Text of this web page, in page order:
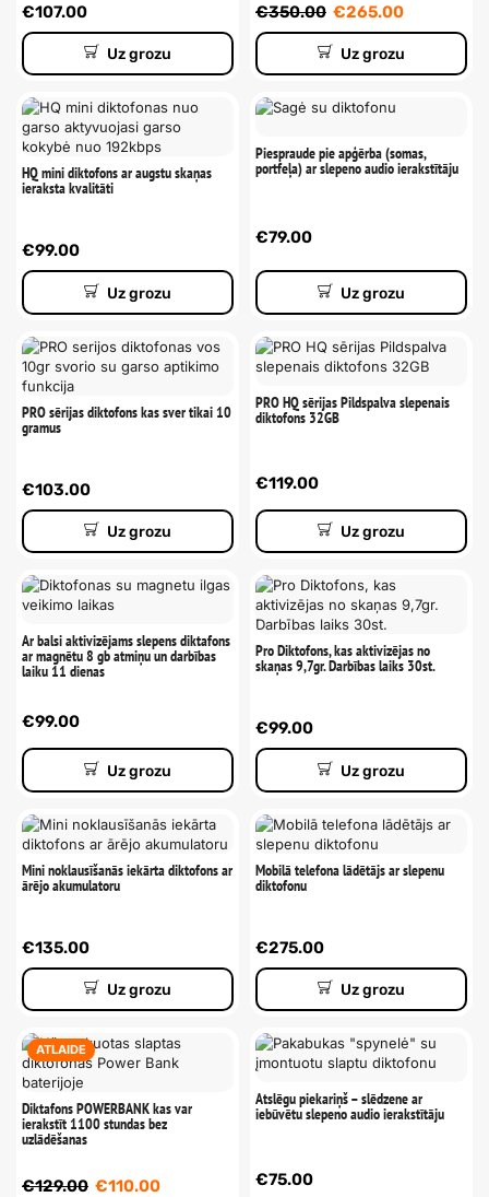
€107.00
Uz grozu
€350.00 €265.00
Uz grozu
HQ mini diktofons ar augstu skaņas
ieraksta kvalitāti
€99.00
Uz grozu
Piespraude pie apģērba (somas,
portfeļa) ar slepeno audio ierakstītāju
€79.00
Uz grozu
PRO sērijas diktofons kas sver tikai 10
gramus
€103.00
Uz grozu
PRO HQ sērijas Pildspalva slepenais
diktofons 32GB
€119.00
Uz grozu
Ar balsi aktivizējams slepens diktafons
ar magnētu 8 gb atmiņu un darbības
laiku 11 dienas
€99.00
Uz grozu
Pro Diktofons, kas aktivizējas no
skaņas 9,7gr. Darbības laiks 30st.
€99.00
Uz grozu
Mini noklausīšanās iekārta diktofons ar
ārējo akumulatoru
€135.00
Uz grozu
Mobilā telefona lādētājs ar slepenu
diktofonu
€275.00
Uz grozu
ATLAIDE
Diktafons POWERBANK kas var
ierakstīt 1100 stundas bez
uzlādēšanas
€129.00 €110.00
Atslēgu piekariņš – slēdzene ar
iebūvētu slepeno audio ierakstītāju
€75.00